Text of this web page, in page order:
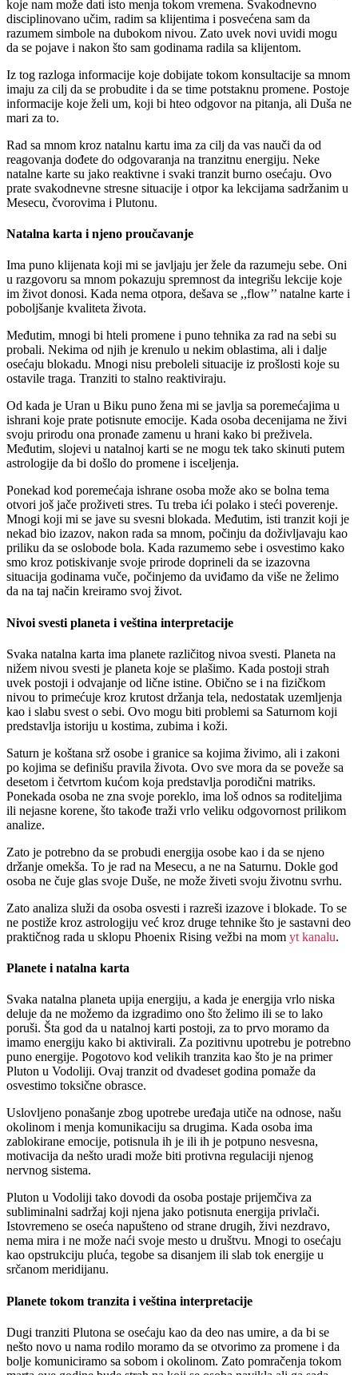
koje nam može dati isto menja tokom vremena. Svakodnevno
disciplinovano učim, radim sa klijentima i posvećena sam da
razumem simbole na dubokom nivou. Zato uvek novi uvidi mogu
da se pojave i nakon što sam godinama radila sa klijentom.
Iz tog razloga informacije koje dobijate tokom konsultacije sa mnom
imaju za cilj da se probudite i da se time potstaknu promene. Postoje
informacije koje želi um, koji bi hteo odgovor na pitanja, ali Duša ne
mari za to.
Rad sa mnom kroz natalnu kartu ima za cilj da vas nauči da od
reagovanja dođete do odgovaranja na tranzitnu energiju. Neke
natalne karte su jako reaktivne i svaki tranzit burno osećaju. Ovo
prate svakodnevne stresne situacije i otpor ka lekcijama sadržanim u
Mesecu, čvorovima i Plutonu.
Natalna karta i njeno proučavanje
Ima puno klijenata koji mi se javljaju jer žele da razumeju sebe. Oni
u razgovoru sa mnom pokazuju spremnost da integrišu lekcije koje
im život donosi. Kada nema otpora, dešava se ,,flow’’ natalne karte i
poboljšanje kvaliteta života.
Međutim, mnogi bi hteli promene i puno tehnika za rad na sebi su
probali. Nekima od njih je krenulo u nekim oblastima, ali i dalje
osećaju blokadu. Mnogi nisu preboleli situacije iz prošlosti koje su
ostavile traga. Tranziti to stalno reaktiviraju.
Od kada je Uran u Biku puno žena mi se javlja sa poremećajima u
ishrani koje prate potisnute emocije. Kada osoba decenijama ne živi
svoju prirodu ona pronađe zamenu u hrani kako bi preživela.
Međutim, slojevi u natalnoj karti se ne mogu tek tako skinuti putem
astrologije da bi došlo do promene i isceljenja.
Ponekad kod poremećaja ishrane osoba može ako se bolna tema
otvori još jače proživeti stres. Tu treba ići polako i steći poverenje.
Mnogi koji mi se jave su svesni blokada. Međutim, isti tranzit koji je
nekad bio izazov, nakon rada sa mnom, počinju da doživljavaju kao
priliku da se oslobode bola. Kada razumemo sebe i osvestimo kako
smo kroz potiskivanje svoje prirode doprineli da se izazovna
situacija godinama vuče, počinjemo da uviđamo da više ne želimo
da na taj način kreiramo svoj život.
Nivoi svesti planeta i veština interpretacije
Svaka natalna karta ima planete različitog nivoa svesti. Planeta na
nižem nivou svesti je planeta koje se plašimo. Kada postoji strah
uvek postoji i odvajanje od lične istine. Obično se i na fizičkom
nivou to primećuje kroz krutost držanja tela, nedostatak uzemljenja
kao i slabu svest o sebi. Ovo mogu biti problemi sa Saturnom koji
predstavlja istoriju u kostima, zubima i koži.
Saturn je koštana srž osobe i granice sa kojima živimo, ali i zakoni
po kojima se definišu pravila života. Ovo sve mora da se poveže sa
desetom i četvrtom kućom koja predstavlja porodični matriks.
Ponekada osoba ne zna svoje poreklo, ima loš odnos sa roditeljima
ili nejasne korene, što takođe traži vrlo veliku odgovornost prilikom
analize.
Zato je potrebno da se probudi energija osobe kao i da se njeno
držanje omekša. To je rad na Mesecu, a ne na Saturnu. Dokle god
osoba ne čuje glas svoje Duše, ne može živeti svoju životnu svrhu.
Zato analiza služi da osoba osvesti i razreši izazove i blokade. To se
ne postiže kroz astrologiju već kroz druge tehnike što je sastavni deo
praktičnog rada u sklopu Phoenix Rising vežbi na mom yt kanalu.
Planete i natalna karta
Svaka natalna planeta upija energiju, a kada je energija vrlo niska
deluje da ne možemo da izgradimo ono što želimo ili se to lako
poruši. Šta god da u natalnoj karti postoji, za to prvo moramo da
imamo energiju kako bi aktivirali. Za pozitivnu upotrebu je potrebno
puno energije. Pogotovo kod velikih tranzita kao što je na primer
Pluton u Vodoliji. Ovaj tranzit od dvadeset godina pomaže da
osvestimo toksične obrasce.
Uslovljeno ponašanje zbog upotrebe uređaja utiče na odnose, našu
okolinom i menja komunikaciju sa drugima. Kada osoba ima
zablokirane emocije, potisnula ih je ili ih je potpuno nesvesna,
motivacija da nešto uradi može biti protivna regulaciji njenog
nervnog sistema.
Pluton u Vodoliji tako dovodi da osoba postaje prijemčiva za
subliminalni sadržaj koji njena jako potisnuta energija privlači.
Istovremeno se oseća napušteno od strane drugih, živi nezdravo,
nema mira i ne može naći svoje mesto u društvu. Mnogi to osećaju
kao opstrukciju pluća, tegobe sa disanjem ili slab tok energije u
srčanom meridijanu.
Planete tokom tranzita i veština interpretacije
Dugi tranziti Plutona se osećaju kao da deo nas umire, a da bi se
nešto novo u nama rodilo moramo da se otvorimo za promene i da
bolje komuniciramo sa sobom i okolinom. Zato pomračenja tokom